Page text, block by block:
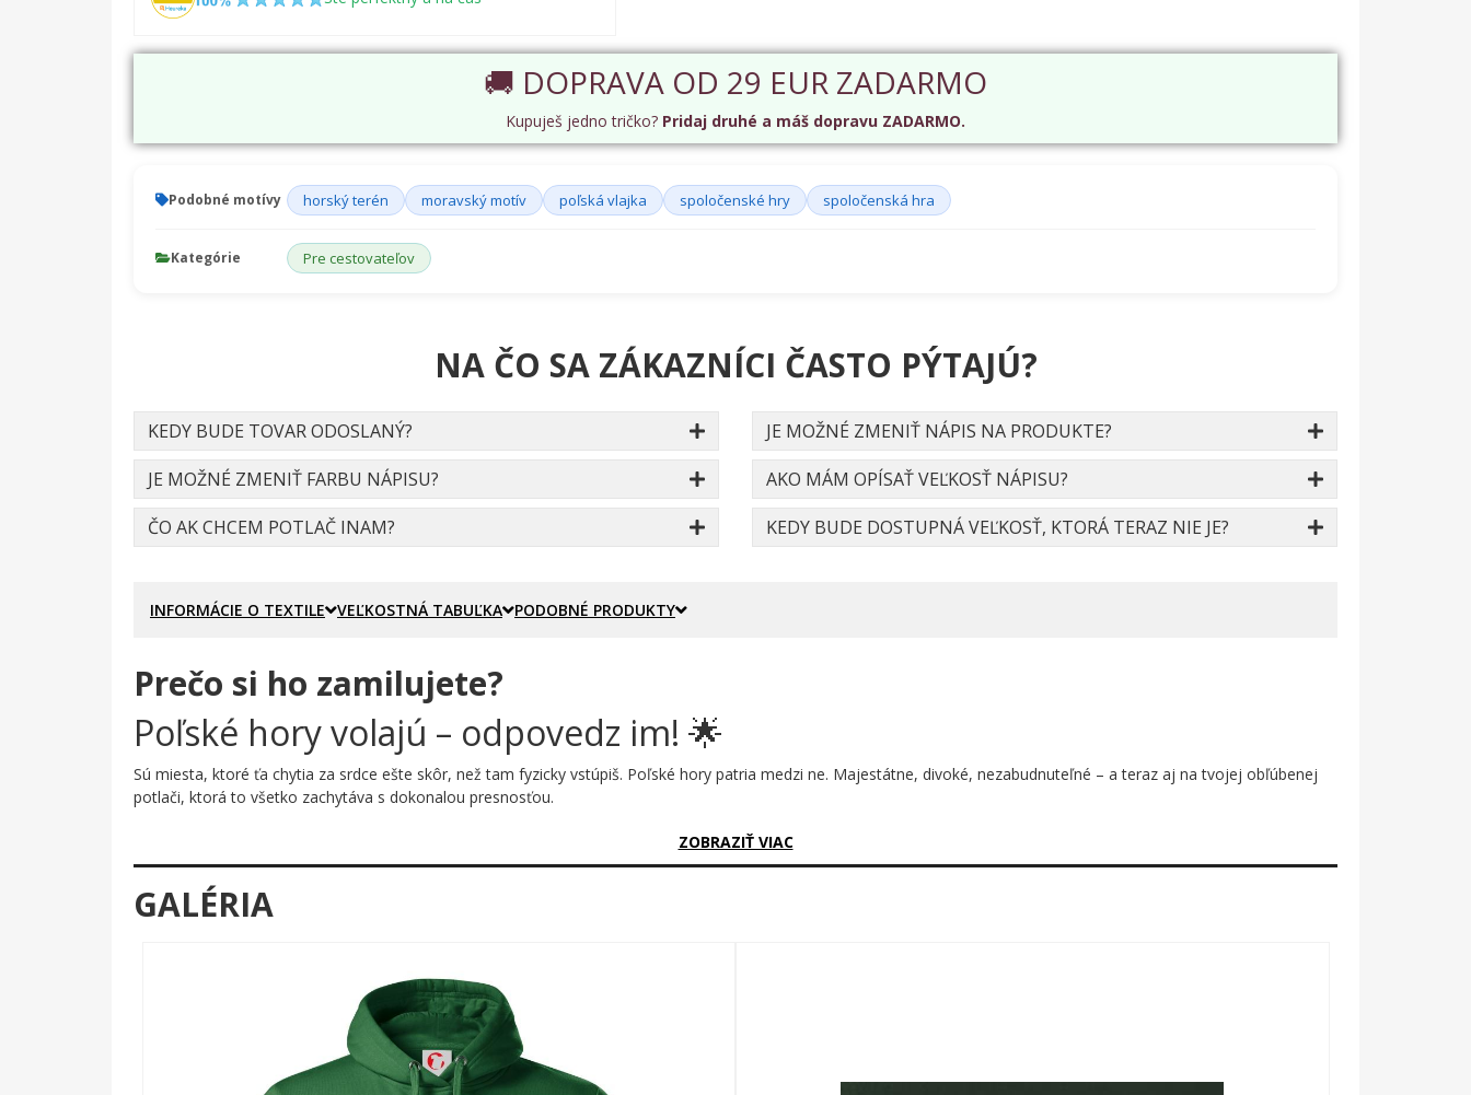
🚚 DOPRAVA OD 29 EUR ZADARMO
Kupuješ jedno tričko? Pridaj druhé a máš dopravu ZADARMO.
Podobné motívy horský terén moravský motív poľská vlajka spoločenské hry spoločenská hra
Kategórie Pre cestovateľov
NA ČO SA ZÁKAZNÍCI ČASTO PÝTAJÚ?
KEDY BUDE TOVAR ODOSLANÝ?
JE MOŽNÉ ZMENIŤ FARBU NÁPISU?
ČO AK CHCEM POTLAČ INAM?
JE MOŽNÉ ZMENIŤ NÁPIS NA PRODUKTE?
AKO MÁM OPÍSAŤ VEĽKOSŤ NÁPISU?
KEDY BUDE DOSTUPNÁ VEĽKOSŤ, KTORÁ TERAZ NIE JE?
INFORMÁCIE O TEXTILE VEĽKOSTNÁ TABUĽKA PODOBNÉ PRODUKTY
Prečo si ho zamilujete?
Poľské hory volajú – odpovedz im! 🌟
Sú miesta, ktoré ťa chytia za srdce ešte skôr, než tam fyzicky vstúpiš. Poľské hory patria medzi ne. Majestátne, divoké, nezabudnuteľné – a teraz aj na tvojej obľúbenej
potlači, ktorá to všetko zachytáva s dokonalou presnosťou.
Potlač spája dve silné symboly do jedného pôsobivého celku. V hornej časti sa rozkladá poľská vlajka v bielo-červených farbách, zachytená štetcovým ťahom – surová,
expresívna, plná energie. Pod ňou sa týčia ostré siluety horských štítov, ktoré akoby vyrástli priamo z vlajky. Celá kompozícia na čiernom podklade pôsobí dramaticky a
Komu urobí radosť?
🔥 Každému, kto miluje Poľsko a jeho drsné horské krásy
💪 Turistom a horolezcom, pre ktorých sú hory viac než len scenéria
🌟 Cestovateľom, ktorí zbierajú spomienky z každého kúta Európy
🖤 Milovníkom výrazných, kontrastných motívov s národným nádychom
ZOBRAZIŤ VIAC
GALÉRIA